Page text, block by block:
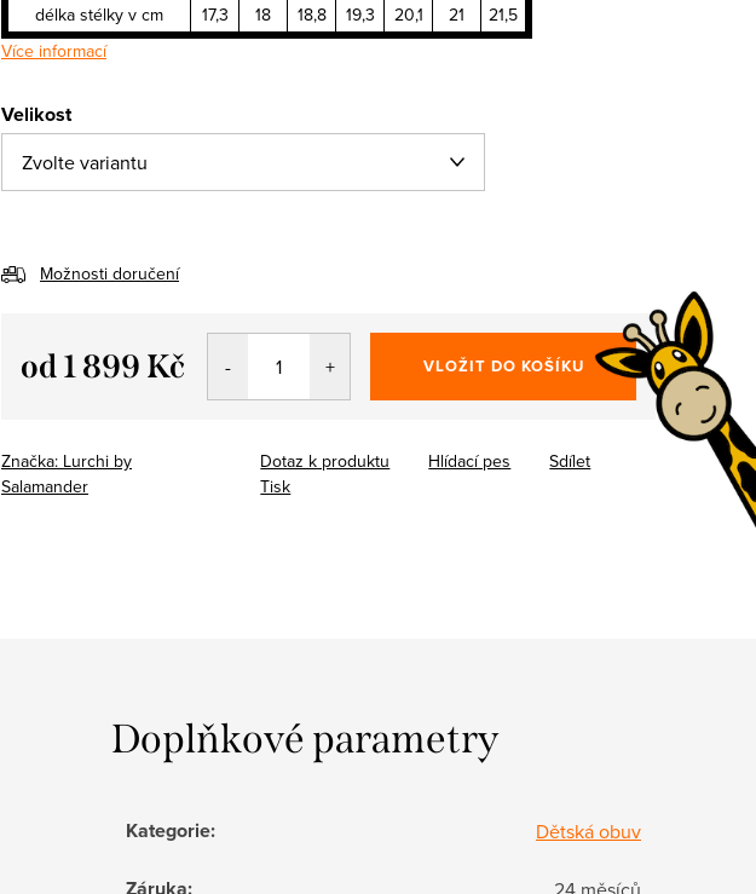
délka stélky v cm
17,3 18 18,8 19,3 20,1 21
21,5
Více informací
Velikost
Možnosti doručení
od1 899 Kč VLOŽIT DO KOŠÍKU
Značka: Lurchi by
Salamander
Tisk
Dotaz k produktu Hlídací pes Sdílet
Doplňkové parametry
Kategorie: Dětská obuv
Záruka: